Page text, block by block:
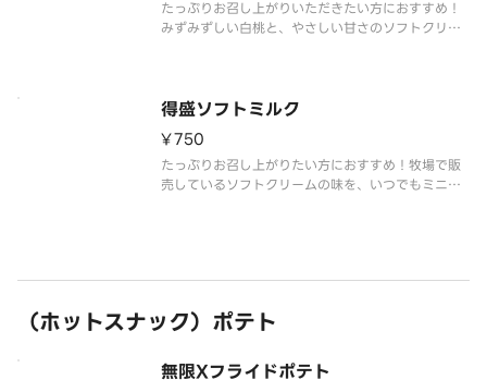
たっぷりお召し上がりいただきたい方におすすめ！
みずみずしい白桃と、やさしい甘さのソフトクリー
得盛ソフトミルク
¥750
たっぷりお召し上がりたい方におすすめ！牧場で販
売しているソフトクリームの味を、いつでもミニス
（ホットスナック）ポテト
無限Xフライドポテト